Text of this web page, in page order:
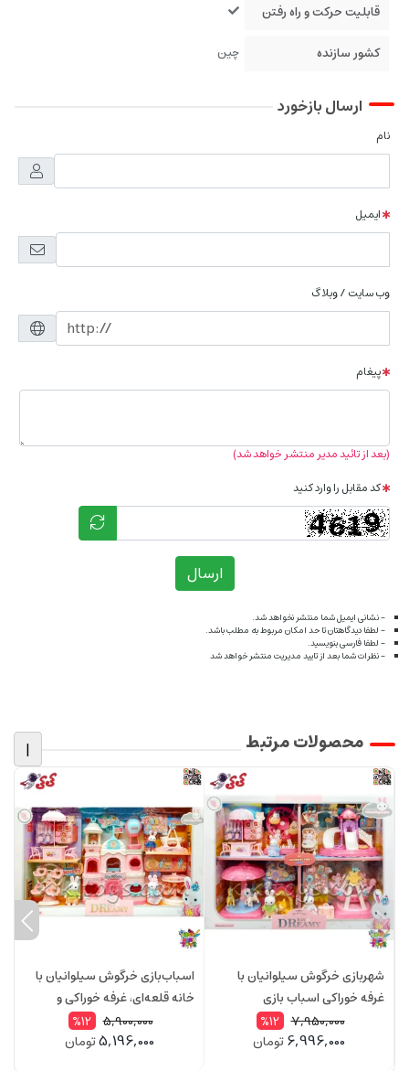
قابلیت حرکت و راه رفتن
کشور سازنده
چین
ارسال بازخورد
نام
ایمیل
وب سایت / وبلاگ
پیغام
(بعد از تائید مدیر منتشر خواهد شد)
کد مقابل را وارد کنید
ارسال
- نشانی ایمیل شما منتشر نخواهد شد.
- لطفا دیدگاهتان تا حد امکان مربوط به مطلب باشد.
- لطفا فارسی بنویسید.
- نظرات شما بعد از تایید مدیریت منتشر خواهد شد
محصولات مرتبط |
شهربازی خرگوش سیلوانیان با
غرفه خوراکی اسباب بازی
Sylvanian Families مدل 6702
7,950,000
%12
6,996,000تومان
اسباب‌بازی خرگوش سیلوانیان با
خانه قلعه‌ای، غرفه خوراکی و
وسایل شهربازی رنگارنگ Sylvanian
Families 6698
5,900,000
%12
5,196,000تومان